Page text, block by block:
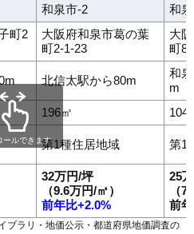
和泉市-2 和
町2
大阪府和泉市葛の葉
町2-1-23
大
町
北信太駅から80m
和
m
196㎡ 104
第1種住居地域 第1
32万円/坪
（9.6万円/㎡）
前年比+2.0%
25
（
前
ールできます
ブラリ・地価公示・都道府県地価調査の